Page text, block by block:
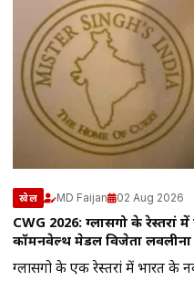
खेल MD Faijan 02 Aug 2026
CWG 2026: ग्लासगो के रेस्तरां
कॉमनवेल्थ मेडल विजेता लवलीना
ग्लासगो के एक रेस्तरां में भारत के